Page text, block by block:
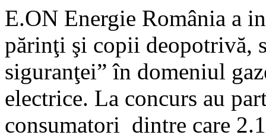
E.ON Energie România a
părinţi şi copii deopotrivă,
siguranţei” în domeniul
electrice. La concurs au
consumatori dintre care